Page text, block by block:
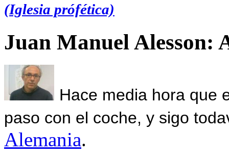
(Iglesia prófética)
Juan Manuel Alesson:
Hace media hora que
paso con el coche, y sigo
Alemania.